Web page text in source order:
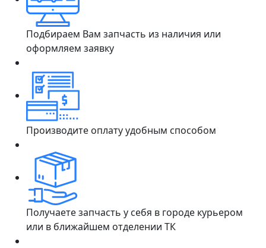
Подбираем Вам запчасть из наличия или
оформляем заявку
Производите оплату удобным способом
Получаете запчасть у себя в городе курьером
или в ближайшем отделении ТК